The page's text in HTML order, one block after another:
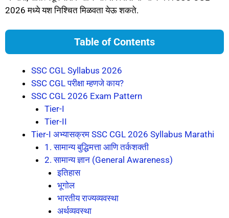
2026 मध्ये यश निश्चित मिळवता येऊ शकते.
Table of Contents
SSC CGL Syllabus 2026
SSC CGL परीक्षा म्हणजे काय?
SSC CGL 2026 Exam Pattern
Tier-I
Tier-II
Tier-I अभ्यासक्रम SSC CGL 2026 Syllabus Marathi
1. सामान्य बुद्धिमत्ता आणि तर्कशक्ती
2. सामान्य ज्ञान (General Awareness)
इतिहास
भूगोल
भारतीय राज्यव्यवस्था
अर्थव्यवस्था